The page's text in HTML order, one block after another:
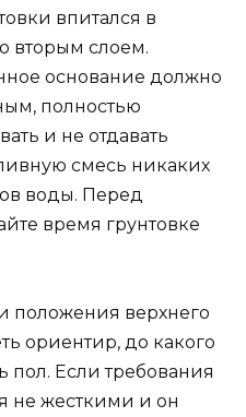
впитался в
вторым слоем.
основание должно
полностью
и не отдавать
смесь никаких
воды. Перед
время грунтовке
положения верхнего
ориентир, до какого
пол. Если требования
не жесткими и он